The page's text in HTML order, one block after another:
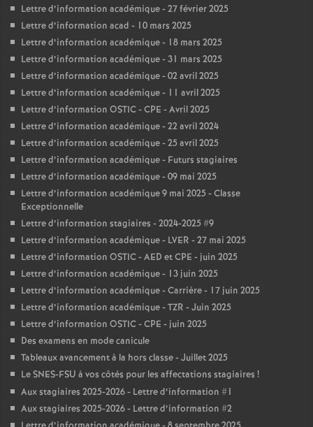
Lettre d’information académique - 27 février 2025
Lettre d’information acad - 10 mars 2025
Lettre d’information académique - 18 mars 2025
Lettre d’information académique - 31 mars 2025
Lettre d’information académique - 02 avril 2025
Lettre d’information académique - 11 avril 2025
Lettre d’information OSTIC - CPE - Avril 2025
Lettre d’information académique - 22 avril 2024
Lettre d’information académique - 25 avril 2025
Lettre d’information académique - Futurs stagiaires
Lettre d’information académique - 09 mai 2025
Lettre d’information académique 9 mai 2025 - Classe
Exceptionnelle
Lettre d’information stagiaires - 2024-2025 #9
Lettre d’information académique - LVER - 27 mai 2025
Lettre d’information OSTIC - AED et CPE - juin 2025
Lettre d’information académique - 13 juin 2025
Lettre d’information académique - Carrière - 17 juin 2025
Lettre d’information académique - TZR - Juin 2025
Lettre d’information OSTIC - CPE - juin 2025
Des examens en mode canicule
Tableaux avancement à la hors classe - Juillet 2025
Le SNES-FSU à vos côtés pour les affectations stagiaires !
Aux stagiaires 2025-2026 - Lettre d’information #1
Aux stagiaires 2025-2026 - Lettre d’information #2